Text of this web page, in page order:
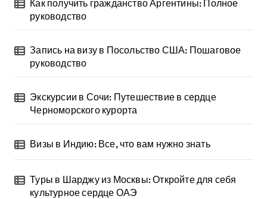
я
а
п
и
с
е
й
Как получить гражданство Аргентины: Полное
руководство
Запись на визу в Посольство США: Пошаговое
руководство
Экскурсии в Сочи: Путешествие в сердце
Черноморского курорта
Визы в Индию: Все, что вам нужно знать
Туры в Шарджу из Москвы: Откройте для себя
культурное сердце ОАЭ